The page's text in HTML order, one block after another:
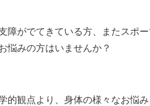
障がでてきている方、またスポ
悩みの方はいませんか？
的観点より、身体の様々なお悩